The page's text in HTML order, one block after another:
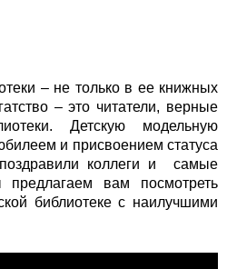
– не только в ее книжных
– это читатели, верные
Детскую модельную
и присвоением статуса
коллеги и самые
вам посмотреть
библиотеке с наилучшими